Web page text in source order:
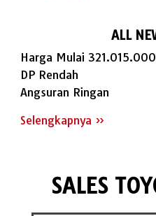
ALL
Harga Mulai 321.015.000
DP Rendah
Angsuran Ringan
Selengkapnya »
SALES